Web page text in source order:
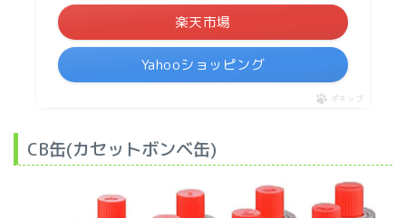
楽天市場
Yahooショッピング
ポチップ
CB缶(カセットボンベ缶)